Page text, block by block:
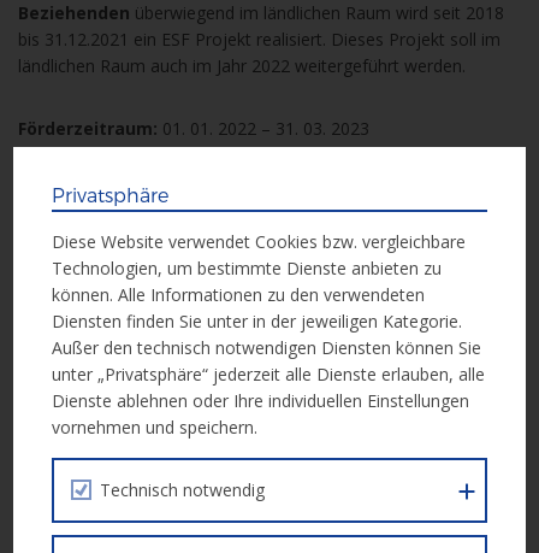
Beziehenden überwiegend im ländlichen Raum wird seit 2018
bis 31.12.2021 ein ESF Projekt realisiert. Dieses Projekt soll im
ländlichen Raum auch im Jahr 2022 weitergeführt werden.
Förderzeitraum: 01. 01. 2022 – 31. 03. 2023
Weitere Informationen
Weitere Informationen erhalten Sie in der folgenden Unterlage:
Call Dokument
Einreichung
Die Einreichung erfolgt elektronisch über dieESF Datenbank
Privatsphäre
Diese Website verwendet Cookies bzw. vergleichbare
Technologien, um bestimmte Dienste anbieten zu
können. Alle Informationen zu den verwendeten
Diensten finden Sie unter in der jeweiligen Kategorie.
Außer den technisch notwendigen Diensten können Sie
unter „Privatsphäre“ jederzeit alle Dienste erlauben, alle
Dienste ablehnen oder Ihre individuellen Einstellungen
vornehmen und speichern.
Technisch notwendig